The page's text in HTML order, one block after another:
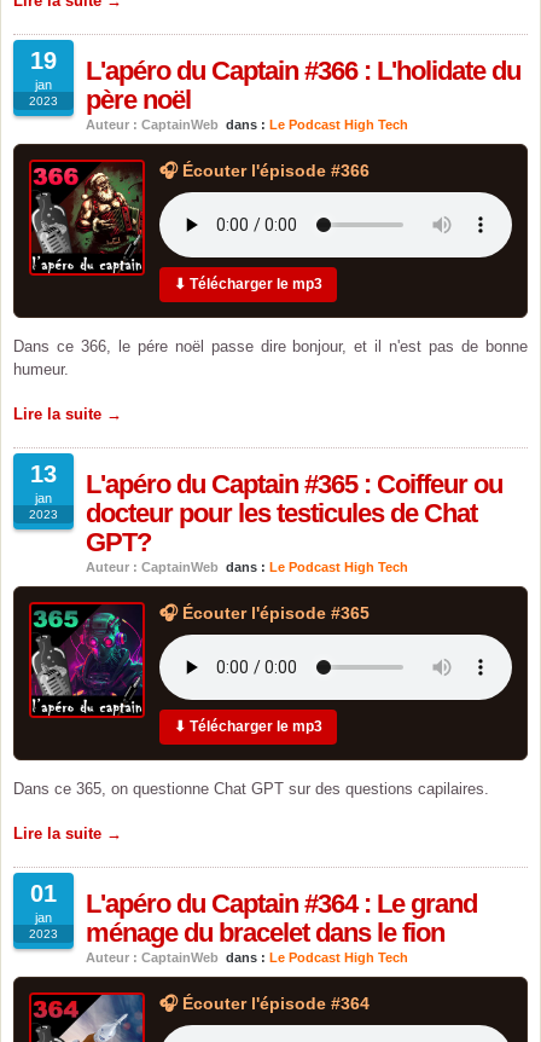
19
jan
2023
L'apéro du Captain #366 : L'holidate du
père noël
Auteur : CaptainWeb dans : Le Podcast High Tech
🎧 Écouter l'épisode #366
⬇ Télécharger le mp3
Dans ce 366, le pére noël passe dire bonjour, et il n'est pas de bonne
humeur.
Lire la suite →
13
jan
2023
L'apéro du Captain #365 : Coiffeur ou
docteur pour les testicules de Chat
GPT?
Auteur : CaptainWeb dans : Le Podcast High Tech
🎧 Écouter l'épisode #365
⬇ Télécharger le mp3
Dans ce 365, on questionne Chat GPT sur des questions capilaires.
Lire la suite →
01
jan
2023
L'apéro du Captain #364 : Le grand
ménage du bracelet dans le fion
Auteur : CaptainWeb dans : Le Podcast High Tech
🎧 Écouter l'épisode #364